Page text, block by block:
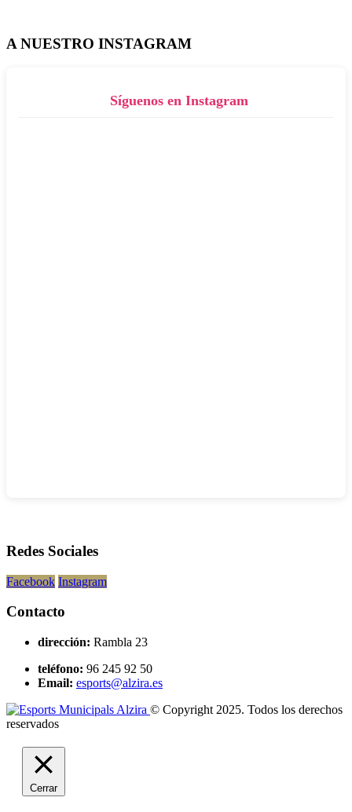
A NUESTRO INSTAGRAM
Síguenos en Instagram
Redes Sociales
Facebook Instagram
Contacto
dirección: Rambla 23
teléfono: 96 245 92 50
Email: esports@alzira.es
© Copyright 2025. Todos los derechos
reservados
Cerrar